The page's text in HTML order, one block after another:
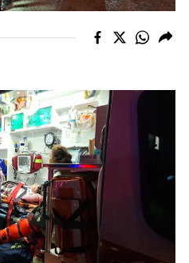
Tokat
Trabzon
Şanlıurfa
Uşak
Van
Yozgat
Zonguldak